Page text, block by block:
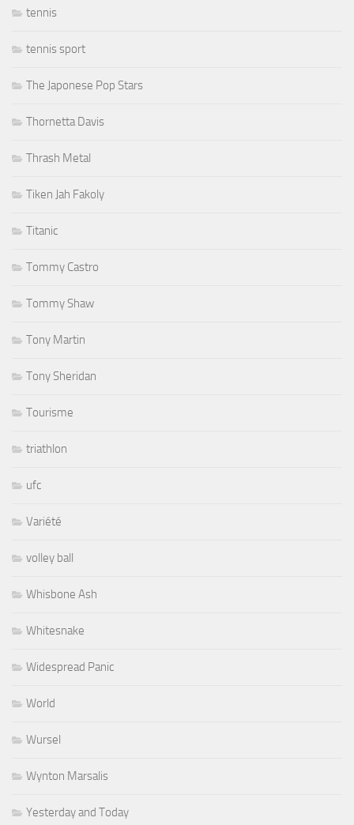
tennis
tennis sport
The Japonese Pop Stars
Thornetta Davis
Thrash Metal
Tiken Jah Fakoly
Titanic
Tommy Castro
Tommy Shaw
Tony Martin
Tony Sheridan
Tourisme
triathlon
ufc
Variété
volley ball
Whisbone Ash
Whitesnake
Widespread Panic
World
Wursel
Wynton Marsalis
Yesterday and Today